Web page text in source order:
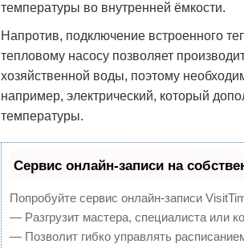
температуры во внутренней ёмкости.
Напротив, подключение встроенного
тепловому насосу позволяет
хозяйственной воды, поэтому
например, электрический, который
температуры.
Сервис онлайн-записи на
Попробуйте сервис онлайн-записи
— Разгрузит мастера, специалиста или
— Позволит гибко управлять